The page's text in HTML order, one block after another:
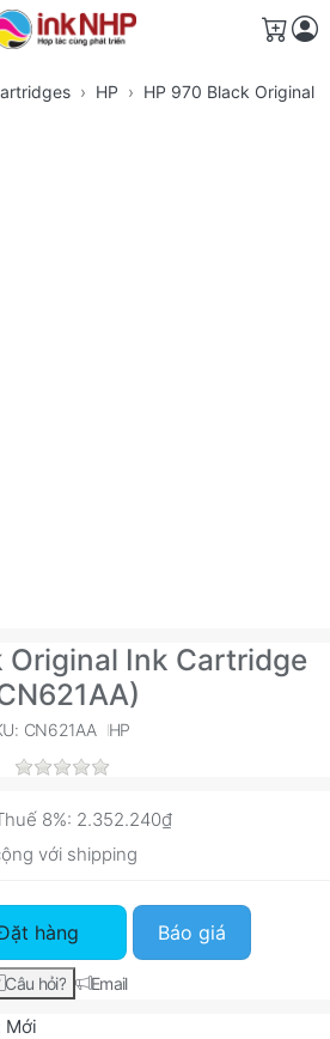
Giỏ
HP HP 970 Black Original
Original Ink Cartridge
CN621AA HP
8%: 2.352.240₫
với shipping
Original Ink Cartridge
hàng Báo giá
Câu hỏi? Email
Mới